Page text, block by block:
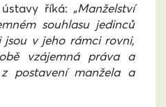
říká: „Manželství
souhlasu jedinců
v jeho rámci rovni,
vzájemná práva a
postavení manžela a